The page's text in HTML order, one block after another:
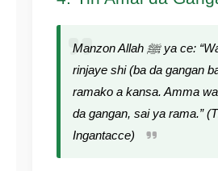
Manzon Allah ﷺ ya ce: “Wanda ama ta
rinjaye shi (ba da gangan
ramako a kansa. Amma
da gangan, sai ya rama.”
Ingantacce)